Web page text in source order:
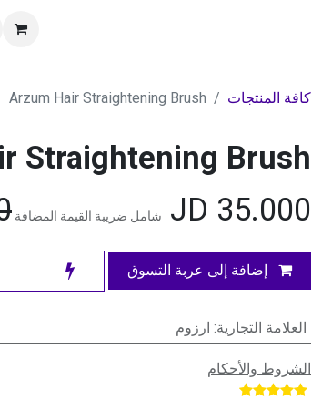
كافة المنتجات Arzum Hair Straightening Brush
Straightening Brush
35.000
شامل ضريبة القيمة المضافة
إضافة إلى عربة التسوق
العلامة التجارية: ارزوم
الشروط والأحكام